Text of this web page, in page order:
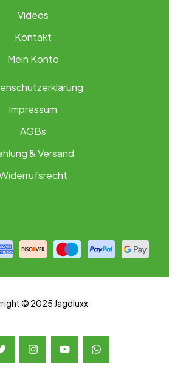
Videos
Kontakt
Mein Konto
Impressum
AGBs
& Versand
© 2025 Jagdluxx